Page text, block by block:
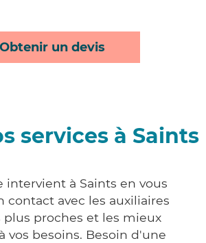
Obtenir un devis
services à Saints
intervient à Saints en vous
contact avec les auxiliaires
plus proches et les mieux
vos besoins. Besoin d'une